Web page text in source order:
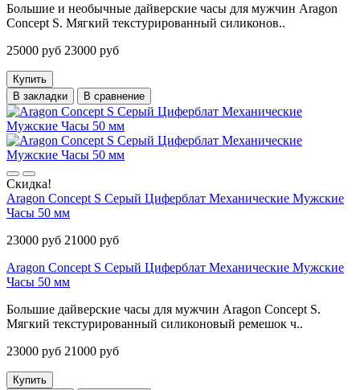
Большие и необычные дайверские часы для мужчин Aragon
Concept S. Мягкий текстурированный силиконов..
25000 руб 23000 руб
Купить
В закладки
В сравнение
Скидка!
Aragon Concept S Серый Циферблат Механические Мужские
Часы 50 мм
23000 руб 21000 руб
Aragon Concept S Серый Циферблат Механические Мужские
Часы 50 мм
Большие дайверские часы для мужчин Aragon Concept S.
Мягкий текстурированный силиконовый ремешок ч..
23000 руб 21000 руб
Купить